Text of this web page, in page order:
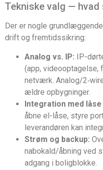
Tekniske valg — hvad
Der er nogle
drift og fremtidssikring:
Analog vs. IP: IP-
(app, videooptagelse,
netværk. Analog/
ældre opbygninger.
Integration med
åbne el-låse, styre
leverandøren kan
Strøm og backup:
nabokald/åbning
adgang i boligblokke.